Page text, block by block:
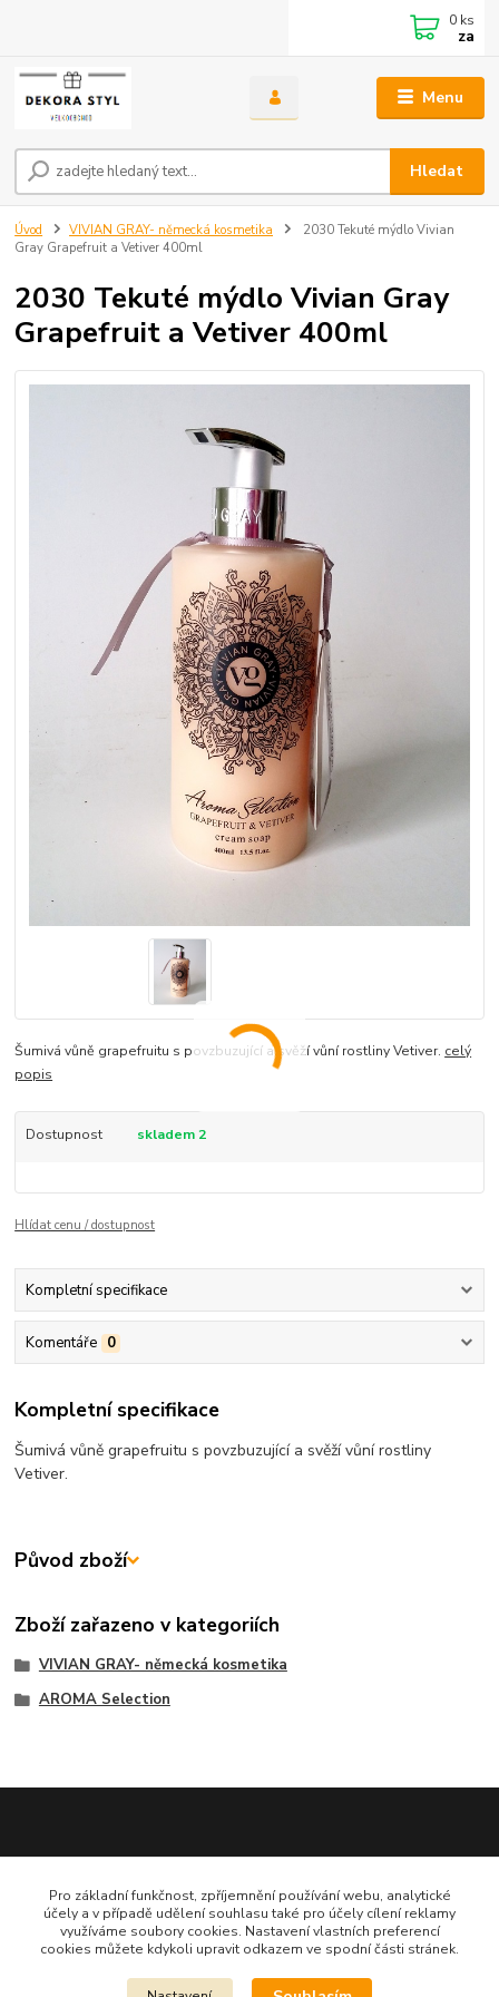
Menu
Hledat
0 ks
za
Úvod VIVIAN GRAY- německá kosmetika
2030 Tekuté mýdlo Vivian
Gray Grapefruit a Vetiver 400ml
2030 Tekuté mýdlo Vivian Gray
Grapefruit a Vetiver 400ml
Šumivá vůně grapefruitu s povzbuzující a svěží vůní rostliny Vetiver. celý
popis
Dostupnost skladem 2
Hlídat cenu / dostupnost
Kompletní specifikace
Komentáře 0
Kompletní specifikace
Šumivá vůně grapefruitu s povzbuzující a svěží vůní rostliny
Vetiver.
Původ zboží
Zboží zařazeno v kategoriích
VIVIAN GRAY- německá kosmetika
AROMA Selection
Jahodová Veronika
721312944
Pro základní funkčnost, zpříjemnění používání webu, analytické
účely a v případě udělení souhlasu také pro účely cílení reklamy
využíváme soubory cookies. Nastavení vlastních preferencí
cookies můžete kdykoli upravit odkazem ve spodní části stránek.